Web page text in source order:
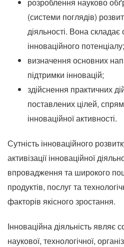
(системи поглядів)
діяльності. Вона складає
інноваційного потенціалу;
визначення основних
підтримки інновацій;
здійснення практичних
поставлених цілей,
інноваційної активності.
Сутність інноваційного
активізації інноваційної
впровадження та широкого
продуктів, послуг та
факторів якісного зростання.
Інноваційна діяльність являє
наукової, технологічної,